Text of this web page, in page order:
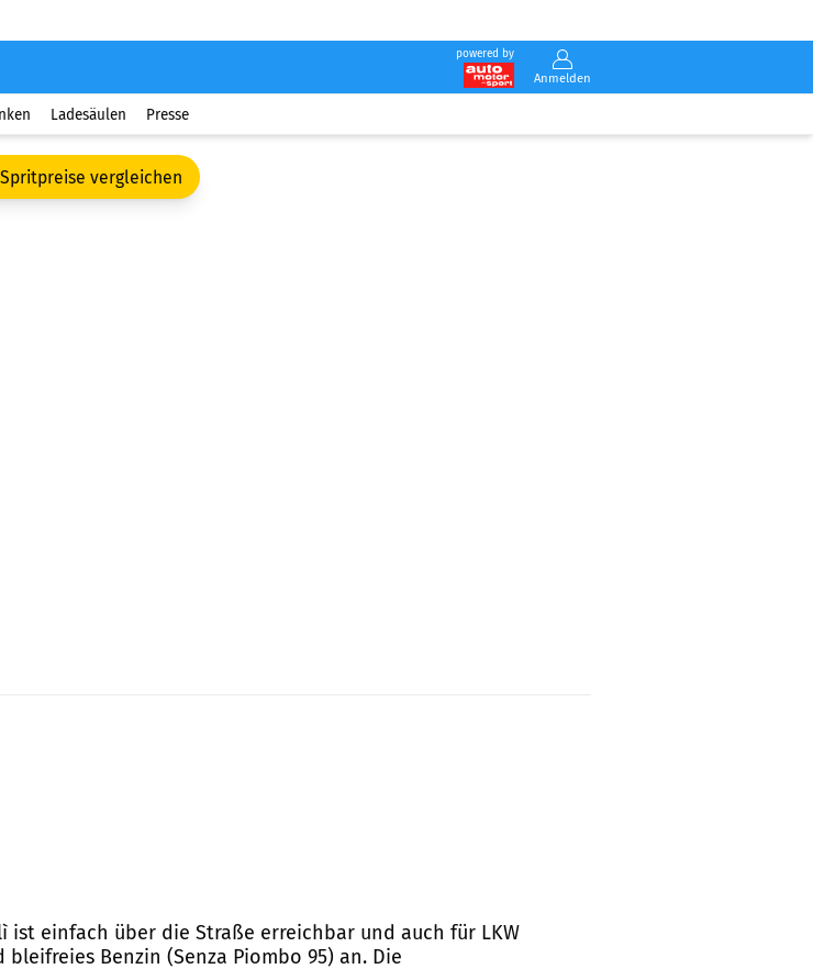
powered by
Anmelden
Ladesäulen Presse
Spritpreise vergleichen
ist einfach über die Straße erreichbar und auch für LKW
Benzin (Senza Piombo 95) an. Die